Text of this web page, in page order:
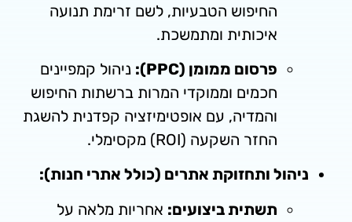
החיפוש הטבעיות, לשם זרימת תנועה
איכותית ומתמשכת.
פרסום ממומן (PPC):
ניהול קמפיינים
חכמים וממוקדי המרות ברשתות החיפוש
והמדיה, עם אופטימיזציה קפדנית להשגת
החזר השקעה (ROI) מקסימלי.
ותחזוקת אתרים (כולל אתרי חנות):
תשתית ביצועים:אחריות מלאה על